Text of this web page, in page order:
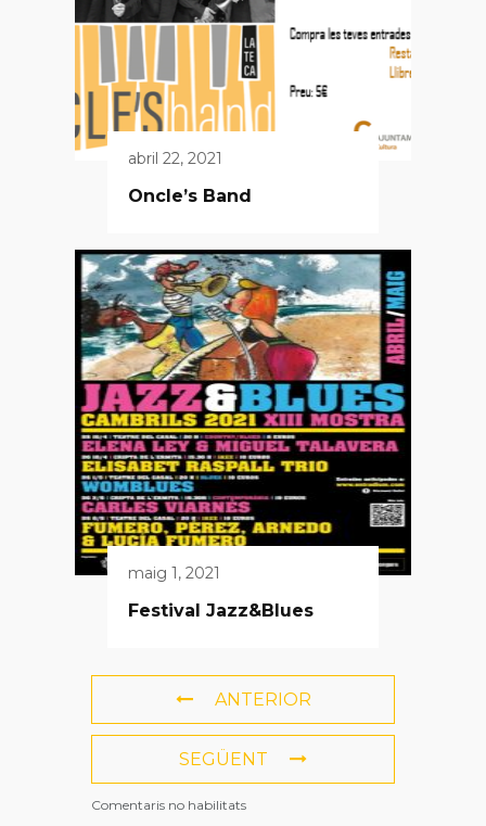
abril 22, 2021
Oncle’s Band
maig 1, 2021
Festival Jazz&Blues
ANTERIOR
SEGÜENT
Comentaris no habilitats